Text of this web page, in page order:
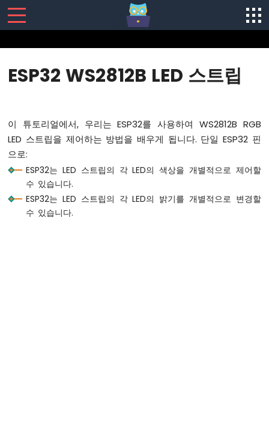
ESP32
프
트
웨
어
설
ESP32
ESP32 WS2812B LED 스트립
이 튜토리얼에서, 우리는 ESP32를 사용하여 WS2812B RGB
LED 스트립을 제어하는 방법을 배우게 됩니다. 단일 ESP32 핀
으로:
ESP32는 LED 스트립의 각 LED의 색상을 개별적으로 제어할
수 있습니다.
ESP32는 LED 스트립의 각 LED의 밝기를 개별적으로 변경할
수 있습니다.